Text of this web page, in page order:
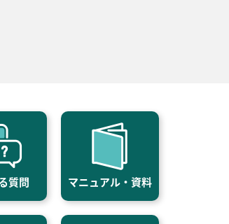
質問 マニュアル・資料